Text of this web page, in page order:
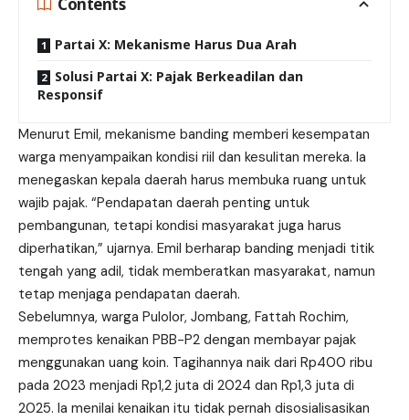
Partai X: Mekanisme Harus Dua Arah
Solusi Partai X: Pajak Berkeadilan dan
Responsif
Menurut Emil, mekanisme banding memberi kesempatan
warga menyampaikan kondisi riil dan kesulitan mereka. Ia
menegaskan kepala daerah harus membuka ruang untuk
wajib pajak. “Pendapatan daerah penting untuk
pembangunan, tetapi kondisi masyarakat juga harus
diperhatikan,” ujarnya. Emil berharap banding menjadi titik
tengah yang adil, tidak memberatkan masyarakat, namun
tetap menjaga pendapatan daerah.
Sebelumnya, warga Pulolor, Jombang, Fattah Rochim,
memprotes kenaikan PBB-P2 dengan membayar pajak
menggunakan uang koin. Tagihannya naik dari Rp400 ribu
pada 2023 menjadi Rp1,2 juta di 2024 dan Rp1,3 juta di
2025. Ia menilai kenaikan itu tidak pernah disosialisasikan